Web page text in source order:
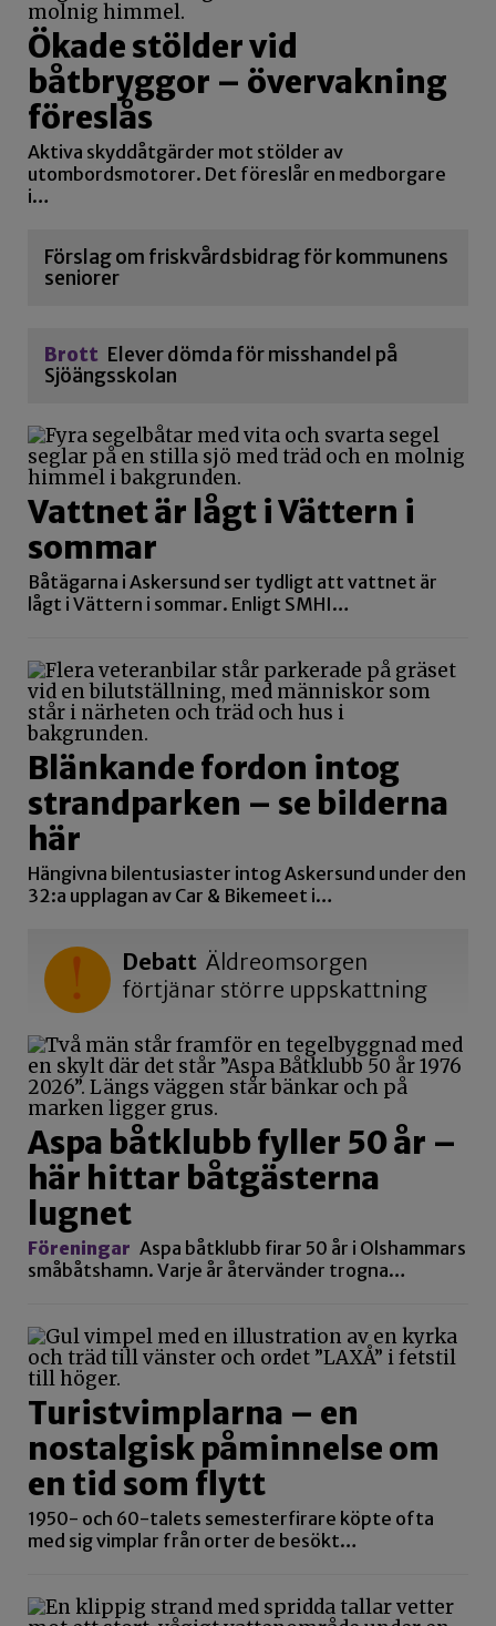
Ökade stölder vid
båtbryggor – övervakning
föreslås
Aktiva skyddåtgärder mot stölder av
utombordsmotorer. Det föreslår en medborgare
i…
Förslag om friskvårdsbidrag för kommunens
seniorer
Brott Elever dömda för misshandel på
Sjöängsskolan
Vattnet är lågt i Vättern i
sommar
Båtägarna i Askersund ser tydligt att vattnet är
lågt i Vättern i sommar. Enligt SMHI…
Blänkande fordon intog
strandparken – se bilderna
här
Hängivna bilentusiaster intog Askersund under den
32:a upplagan av Car & Bikemeet i…
Debatt Äldreomsorgen
förtjänar större uppskattning
Aspa båtklubb fyller 50 år –
här hittar båtgästerna
lugnet
Föreningar Aspa båtklubb firar 50 år i Olshammars
småbåtshamn. Varje år återvänder trogna…
Turistvimplarna – en
nostalgisk påminnelse om
en tid som flytt
1950- och 60-talets semesterfirare köpte ofta
med sig vimplar från orter de besökt…